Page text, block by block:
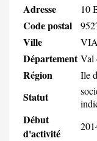
Adresse 10
Code postal
Ville
Département Val
Région Ile
Statut
Début
d'activité